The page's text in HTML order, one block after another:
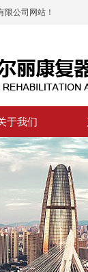
公司网站！
于我们